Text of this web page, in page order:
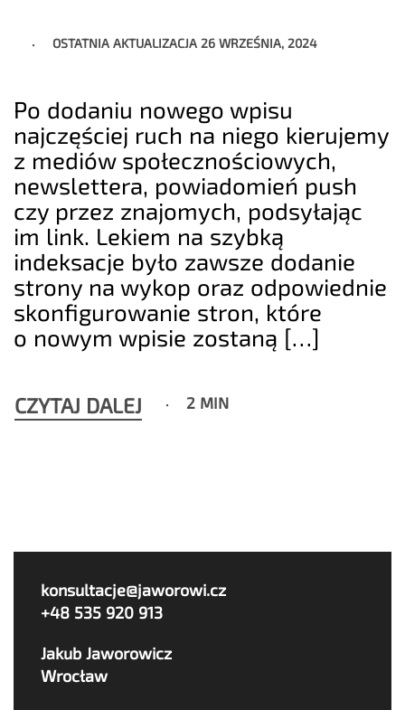
OSTATNIA AKTUALIZACJA 26 WRZEŚNIA, 2024
Po dodaniu nowego wpisu
najczęściej ruch na niego kierujemy
z mediów społecznościowych,
newslettera, powiadomień push
czy przez znajomych, podsyłając
im link. Lekiem na szybką
indeksacje było zawsze dodanie
strony na wykop oraz odpowiednie
skonfigurowanie stron, które
o nowym wpisie zostaną […]
CZYTAJ DALEJ 2 MIN
konsultacje@jaworowi.cz
+48 535 920 913
Jakub Jaworowicz
Wrocław